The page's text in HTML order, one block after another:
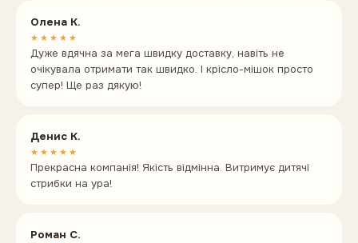
Олена К.
★★★★★
Дуже вдячна за мега швидку доставку, навіть не
очікувала отримати так швидко. І крісло-мішок просто
супер! Ще раз дякую!
Денис К.
★★★★★
Прекрасна компанія! Якість відмінна. Витримує дитячі
стрибки на ура!
Роман С.